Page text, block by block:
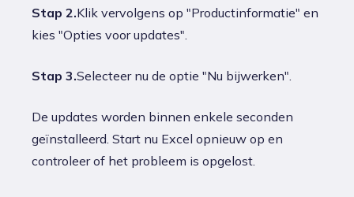
Stap 2.Klik vervolgens op "Productinformatie" en
kies "Opties voor updates".
Stap 3.Selecteer nu de optie "Nu bijwerken".
De updates worden binnen enkele seconden
geïnstalleerd. Start nu Excel opnieuw op en
controleer of het probleem is opgelost.